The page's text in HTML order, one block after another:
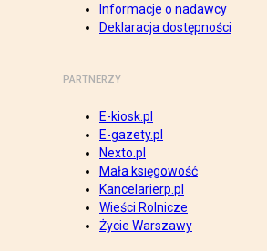
Informacje o nadawcy
Deklaracja dostępności
PARTNERZY
E-kiosk.pl
E-gazety.pl
Nexto.pl
Mała księgowość
Kancelarierp.pl
Wieści Rolnicze
Życie Warszawy